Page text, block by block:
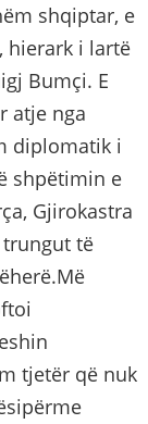
shqiptar, e
hierark i lartë
Bumçi. E
atje nga
diplomatik i
shpëtimin e
Gjirokastra
të
tjetër që nuk